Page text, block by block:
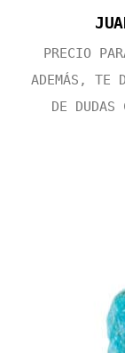
PRECIO
ADEMÁS, TE
DE DUDAS